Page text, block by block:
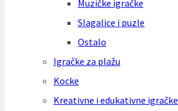
Muzičke igračke
Slagalice i puzle
Ostalo
Igračke za plažu
Kocke
Kreativne i edukativne igračke